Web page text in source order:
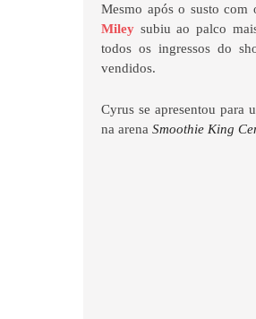
Mesmo após o susto
Miley subiu ao palco
todos os ingressos do
vendidos.
Cyrus se apresentou para
na arenaSmoothie King